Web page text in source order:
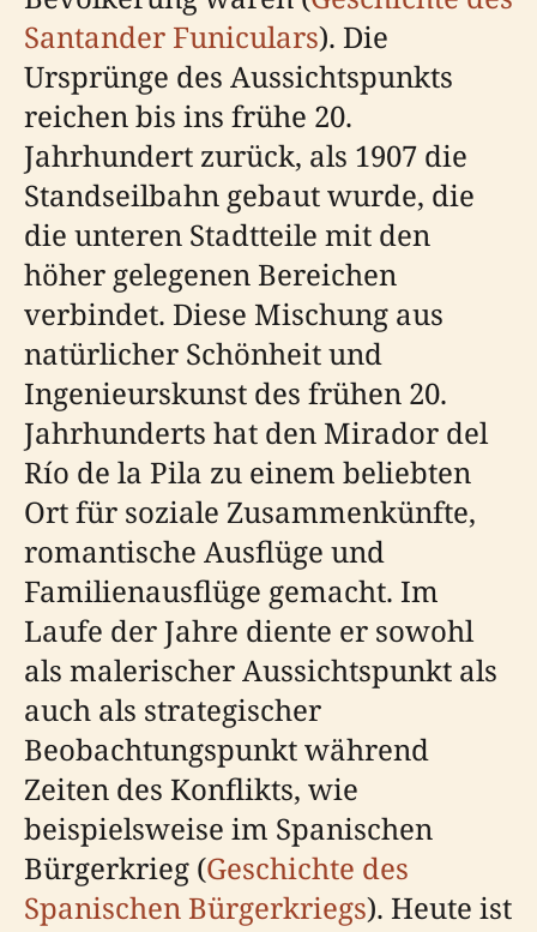
Santander Funiculars). Die
Ursprünge des Aussichtspunkts
reichen bis ins frühe 20.
Jahrhundert zurück, als 1907 die
Standseilbahn gebaut wurde, die
die unteren Stadtteile mit den
höher gelegenen Bereichen
verbindet. Diese Mischung aus
natürlicher Schönheit und
Ingenieurskunst des frühen 20.
Jahrhunderts hat den Mirador del
Río de la Pila zu einem beliebten
Ort für soziale Zusammenkünfte,
romantische Ausflüge und
Familienausflüge gemacht. Im
Laufe der Jahre diente er sowohl
als malerischer Aussichtspunkt als
auch als strategischer
Beobachtungspunkt während
Zeiten des Konflikts, wie
beispielsweise im Spanischen
Bürgerkrieg (Geschichte des
Spanischen Bürgerkriegs). Heute ist